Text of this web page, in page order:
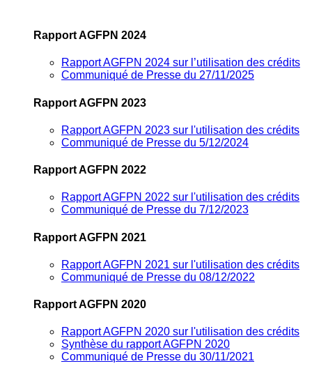
Rapport AGFPN 2024
Rapport AGFPN 2024 sur l’utilisation des crédits
Communiqué de Presse du 27/11/2025
Rapport AGFPN 2023
Rapport AGFPN 2023 sur l'utilisation des crédits
Communiqué de Presse du 5/12/2024
Rapport AGFPN 2022
Rapport AGFPN 2022 sur l'utilisation des crédits
Communiqué de Presse du 7/12/2023
Rapport AGFPN 2021
Rapport AGFPN 2021 sur l'utilisation des crédits
Communiqué de Presse du 08/12/2022
Rapport AGFPN 2020
Rapport AGFPN 2020 sur l'utilisation des crédits
Synthèse du rapport AGFPN 2020
Communiqué de Presse du 30/11/2021